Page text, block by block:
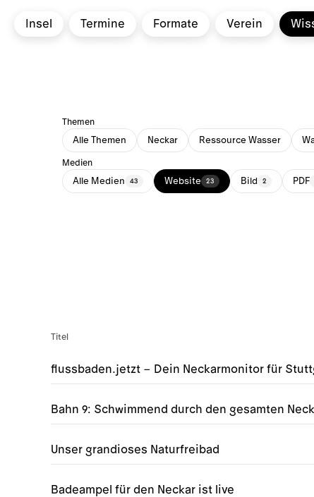
Insel Termine Formate Verein
Themen
Alle Themen Neckar Ressource Wasser
Medien
Alle Medien 43 Website 23 Bild 2 PDF
Titel
flussbaden.jetzt – Dein Neckarmonitor für
Bahn 9: Schwimmend durch den gesamten
Unser grandioses Naturfreibad
Badeampel für den Neckar ist live